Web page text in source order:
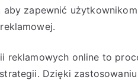
zapewnić
reklamowych online to
Dzięki